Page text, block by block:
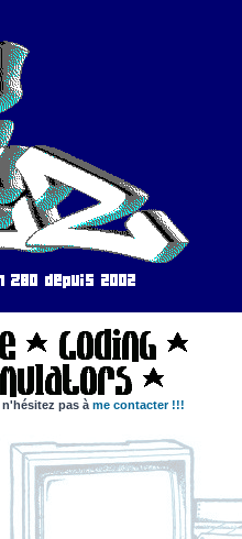
pas à me contacter !!!